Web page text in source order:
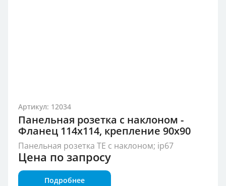
Артикул: 12034
Панельная розетка с наклоном -
Фланец 114x114, крепление 90x90
Панельная розетка TE с наклоном; ip67
Цена по запросу
Подробнее